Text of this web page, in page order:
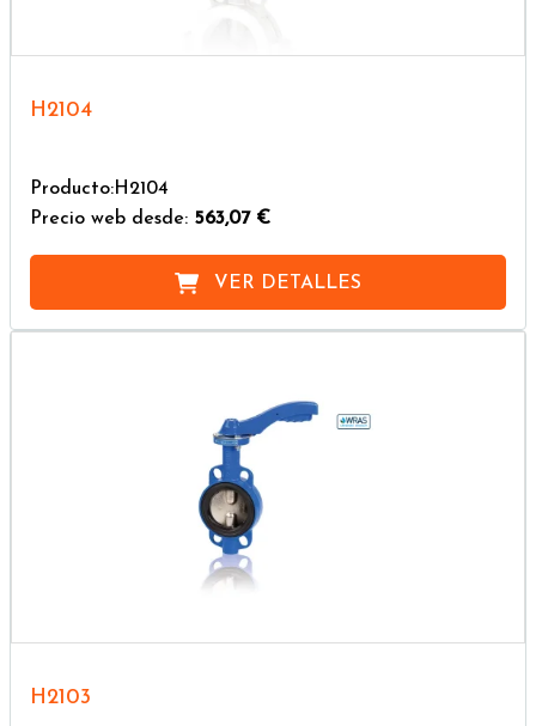
H2104
Producto:H2104
Precio web desde: 563,07 €
VER DETALLES
H2103